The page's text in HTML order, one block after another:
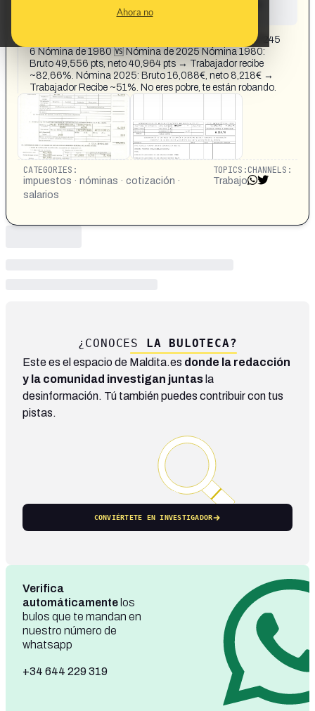
Ahora no
https://x.com/JesusAhorro/status/196138499922927245
6 Nómina de 1980 🆚 Nómina de 2025 Nómina 1980:
Bruto 49,556 pts, neto 40,964 pts → Trabajador recibe
~82,66%. Nómina 2025: Bruto 16,088€, neto 8,218€ →
Trabajador Recibe ~51%. No eres pobre, te están robando.
CATEGORIES:
impuestos · nóminas · cotización ·
salarios
TOPICS:
Trabajo
CHANNELS:
¿CONOCES LA BULOTECA?
Este es el espacio de Maldita.es donde la redacción
y la comunidad investigan juntas la
desinformación. Tú también puedes contribuir con tus
pistas.
CONVIÉRTETE EN INVESTIGADOR
Verifica
automáticamente los
bulos que te mandan en
nuestro número de
whatsapp
+34 644 229 319